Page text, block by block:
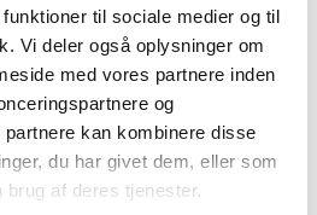
til sociale medier og til
Vi deler også oplysninger om
med vores partnere inden
og
kan kombinere disse
du har givet dem, eller som
af deres tjenester.
nok af i en krisesituation er vand –
vanddunke og vandfilter.
om
og prepper liste